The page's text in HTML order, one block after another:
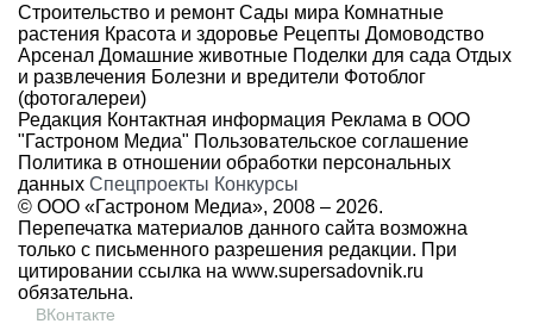
Строительство и ремонт Сады мира Комнатные
растения Красота и здоровье Рецепты Домоводство
Арсенал Домашние животные Поделки для сада Отдых
и развлечения Болезни и вредители Фотоблог
(фотогалереи)
Редакция Контактная информация Реклама в ООО
"Гастроном Медиа" Пользовательское соглашение
Политика в отношении обработки персональных
данных Спецпроекты Конкурсы
© ООО «Гастроном Медиа», 2008 – 2026.
Перепечатка материалов данного сайта возможна
только с письменного разрешения редакции. При
цитировании ссылка на www.supersadovnik.ru
обязательна.
ВКонтакте